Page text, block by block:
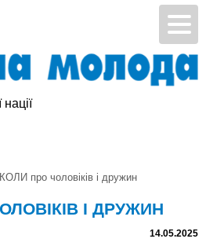
про чоловіків і дружин
І ДРУЖИН
14.05.2025